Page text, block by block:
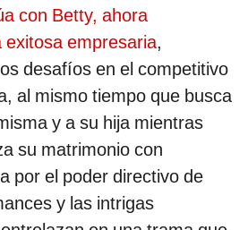
con Betty, ahora
empresaria,
desafíos en el competitivo
al mismo tiempo que busca
y a su hija mientras
su matrimonio con
por el poder directivo de
y las intrigas